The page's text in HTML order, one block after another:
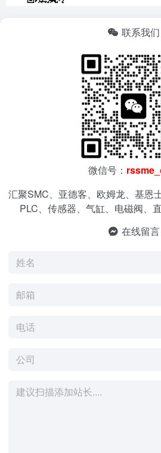
联系我们
微信号：
汇聚SMC、亚德客、欧姆龙、基恩
PLC、传感器、气缸、电磁阀、
在线留言